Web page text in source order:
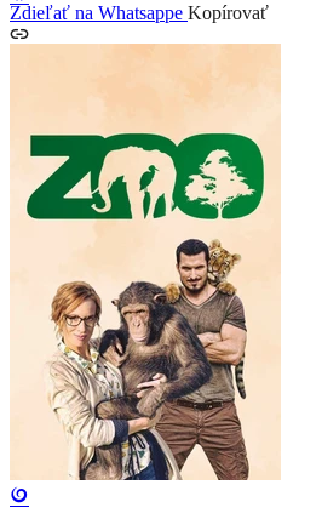
Zdieľať na Whatsappe Kopírovať